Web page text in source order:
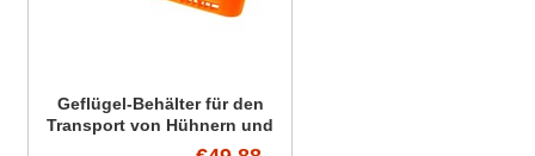
Geflügel-Behälter für den
Transport von Hühnern und
Geflügel. Höhe 220 mm.